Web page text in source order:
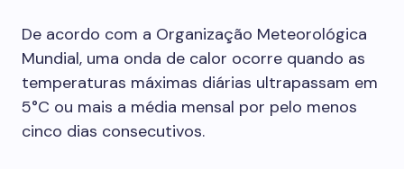
De acordo com a Organização Meteorológica
Mundial, uma onda de calor ocorre quando as
temperaturas máximas diárias ultrapassam em
5°C ou mais a média mensal por pelo menos
cinco dias consecutivos.